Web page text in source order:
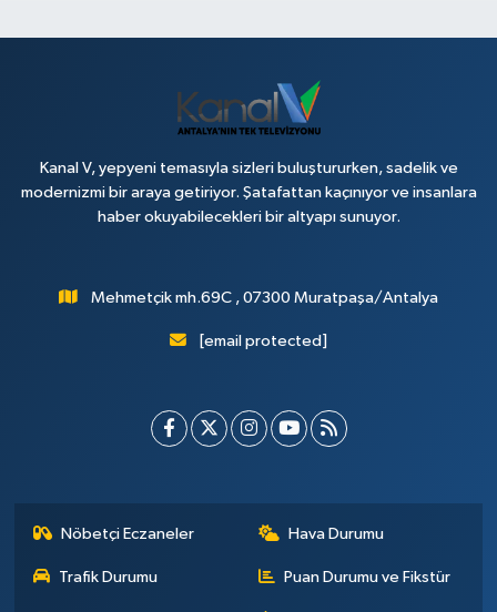
Kanal V, yepyeni temasıyla sizleri buluştururken, sadelik ve
modernizmi bir araya getiriyor. Şatafattan kaçınıyor ve insanlara
haber okuyabilecekleri bir altyapı sunuyor.
Mehmetçik mh.69C , 07300 Muratpaşa/Antalya
[email protected]
Nöbetçi Eczaneler Hava Durumu
Trafik Durumu Puan Durumu ve Fikstür